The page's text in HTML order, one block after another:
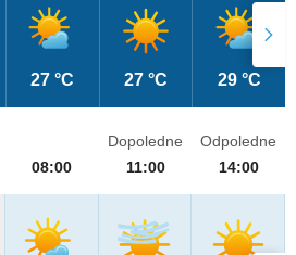
27 °C 27 °C 29 °C
08:00
Dopoledne
11:00
Odpoledne
14:00